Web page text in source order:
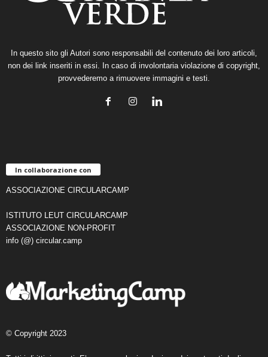
In questo sito gli Autori sono responsabili del contenuto dei loro articoli,
non dei link inseriti in essi. In caso di involontaria violazione di copyright,
provvederemo a rimuovere immagini e testi.
In collaborazione con
ASSOCIAZIONE CIRCULARCAMP
ISTITUTO LEUT CIRCULARCAMP
ASSOCIAZIONE NON-PROFIT
info (@) circular.camp
© Copyright 2023